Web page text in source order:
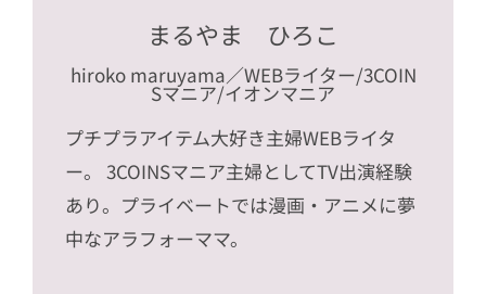
まるやま ひろこ
hiroko maruyama／WEBライター/3COIN
Sマニア/イオンマニア
プチプラアイテム大好き主婦WEBライタ
ー。 3COINSマニア主婦としてTV出演経験
あり。プライベートでは漫画・アニメに夢
中なアラフォーママ。